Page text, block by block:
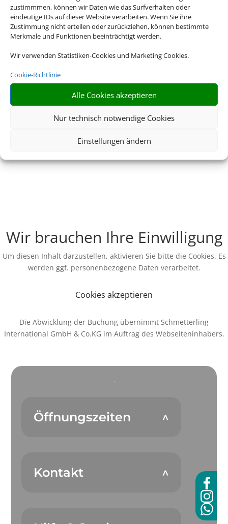
zustimmmen, können wir Daten wie das Surfverhalten oder
eindeutige IDs auf dieser Website verarbeiten. Wenn Sie ihre
Zustimmung nicht erteilen oder zurückziehen, können bestimmte
Merkmale und Funktionen beeinträchtigt werden.
Wir verwenden Statistiken-Cookies und Marketing Cookies.
Cookie-Richtlinie
Alle Cookies akzeptieren
Nur technisch notwendige Cookies
Einstellungen ändern
Wir brauchen Ihre Einwilligung
Um diesen Inhalt darzustellen, aktivieren Sie bitte die Cookies. Es
werden ggf. personenbezogene Daten verarbeitet.
Cookies akzeptieren
Die Abwicklung der Buchung übernimmt Schmetterling
International GmbH & Co.KG im Auftrag des Webseiteninhabers.
Öffnungszeiten
Kontakt